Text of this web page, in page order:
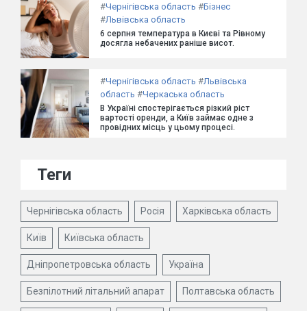
#Чернігівська область #Бізнес
#Львівська область
6 серпня температура в Києві та Рівному
досягла небачених раніше висот.
#Чернігівська область #Львівська
область #Черкаська область
В Україні спостерігається різкий ріст
вартості оренди, а Київ займає одне з
провідних місць у цьому процесі.
Теги
Чернігівська область Росія Харківська область
Київ Київська область
Дніпропетровська область Україна
Безпілотний літальний апарат Полтавська область